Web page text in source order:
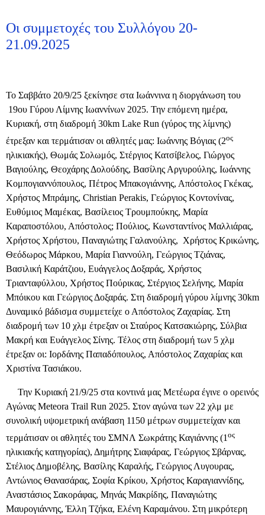
Οι συμμετοχές του Συλλόγου 20-
21.09.2025
Το Σαββάτο 20/9/25 ξεκίνησε στα Ιωάννινα η διοργάνωση του
19ου Γύρου Λίμνης Ιωαννίνων 2025. Την επόμενη ημέρα,
Κυριακή, στη διαδρομή 30km Lake Run (γύρος της λίμνης)
έτρεξαν και τερμάτισαν οι αθλητές μας: Ιωάννης Βόγιας (2ος
ηλικιακής), Θωμάς Σολωμός, Στέργιος Κατσίβελος, Γιώργος
Βαγιούλης, Θεοχάρης Δολούδης, Βασίλης Αργυρούλης, Ιωάννης
Κομπογιαννόπουλος, Πέτρος Μπακογιάννης, Απόστολος Γκέκας,
Χρήστος Μπράμης, Christian Perakis, Γεώργιος Κοντονίνας,
Ευθύμιος Μαμέκας, Βασίλειος Τρουμπούκης, Μαρία
Καραποστόλου, Απόστολος; Πούλιος, Κωνσταντίνος Μαλλιάρας,
Χρήστος Χρήστου, Παναγιώτης Γαλανούλης, Χρήστος Κρικώνης,
Θεόδωρος Μάρκου, Μαρία Γιαννούλη, Γεώργιος Τζιάνας,
Βασιλική Καράτζιου, Ευάγγελος Δοξαράς, Χρήστος
Τριανταφύλλου, Χρήστος Πούρικας, Στέργιος Σελήνης, Μαρία
Μπόικου και Γεώργιος Δοξαράς. Στη διαδρομή γύρου λίμνης 30km
Δυναμικό βάδισμα συμμετείχε ο Απόστολος Ζαχαρίας. Στη
διαδρομή των 10 χλμ έτρεξαν οι Σταύρος Κατσακιώρης, Σύλβια
Μακρή και Ευάγγελος Σίνης. Τέλος στη διαδρομή των 5 χλμ
έτρεξαν οι: Ιορδάνης Παπαδόπουλος, Απόστολος Ζαχαρίας και
Χριστίνα Τασιάκου.
Την Κυριακή 21/9/25 στα κοντινά μας Μετέωρα έγινε ο ορεινός
Αγώνας Meteora Trail Run 2025. Στον αγώνα των 22 χλμ με
συνολική υψομετρική ανάβαση 1150 μέτρων συμμετείχαν και
τερμάτισαν οι αθλητές του ΣΜΝΛ Σωκράτης Καγιάννης (1 ος
ηλικιακής κατηγορίας), Δημήτρης Σιαφάρας, Γεώργιος Σβάρνας,
Στέλιος Δημοβέλης, Βασίλης Καραλής, Γεώργιος Λυγουρας,
Αντώνιος Θανασάρας, Σοφία Κρίκου, Χρήστος Καραγιαννίδης,
Αναστάσιος Σακοράφας, Μηνάς Μακρίδης, Παναγιώτης
Μαυρογιάννης, Έλλη Τζήκα, Ελένη Καραμάνου. Στη μικρότερη